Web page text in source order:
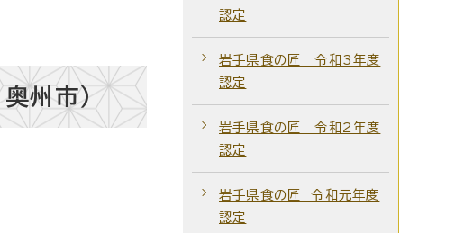
州市）
認定
岩手県食の匠 令和3年度
認定
岩手県食の匠 令和2年度
認定
岩手県食の匠 令和元年度
認定